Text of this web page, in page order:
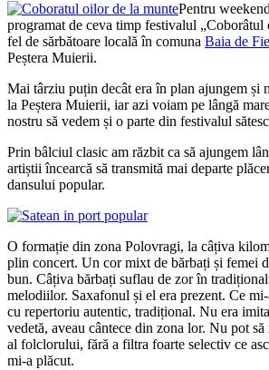
Pentru
programat de ceva timp festivalul „Coborâtul
fel de sărbătoare locală în comuna Baia de
Peștera Muierii.
Mai târziu puțin decât era în plan ajungem și
la Peștera Muierii, iar azi voiam pe lângă
nostru să vedem și o parte din festivalul
Prin bâlciul clasic am răzbit ca să ajungem
artiștii încearcă să transmită mai departe
dansului popular.
O formație din zona Polovragi, la câțiva
plin concert. Un cor mixt de bărbați și femei
bun. Câțiva bărbați suflau de zor în
melodiilor. Saxafonul și el era prezent. Ce
cu repertoriu autentic, tradițional. Nu era
vedetă, aveau cântece din zona lor. Nu pot
al folclorului, fără a filtra foarte selectiv ce
mi-a plăcut.